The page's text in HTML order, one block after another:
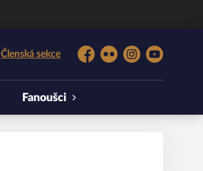
Členská sekce
Facebook
FlickrInstagramYouTube
Fanoušci